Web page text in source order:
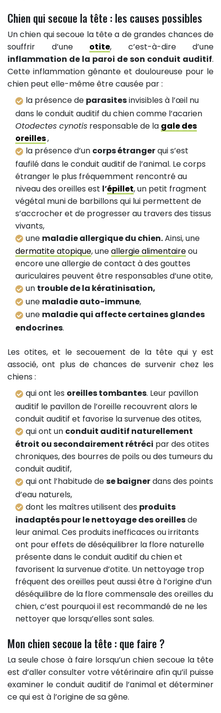
Chien qui secoue la tête : les causes possibles
Un chien qui secoue la tête a de grandes chances de
souffrir d’une otite, c’est-à-dire d’une
inflammation de la paroi de son conduit auditif.
Cette inflammation gênante et douloureuse pour le
chien peut elle-même être causée par :
la présence de parasitesinvisibles à l’œil nu
dans le conduit auditif du chien comme l’acarien
Otodectes cynotis responsable de la gale des
oreilles,
la présence d’un corps étrangerqui s’est
faufilé dans le conduit auditif de l’animal. Le corps
étranger le plus fréquemment rencontré au
niveau des oreilles est l’épillet, un petit fragment
végétal muni de barbillons qui lui permettent de
s’accrocher et de progresser au travers des tissus
vivants,
une maladie allergique du chien.Ainsi, une
dermatite atopique, uneallergie alimentaireou
encore une allergie de contact à des gouttes
auriculaires peuvent être responsables d’une otite,
un trouble de la kératinisation,
une maladie auto-immune,
une maladie qui affecte certaines glandes
endocrines.
Les otites, et le secouement de la tête qui y est
associé, ont plus de chances de survenir chez les
chiens :
qui ont les oreilles tombantes. Leur pavillon
auditif le pavillon de l’oreille recouvrent alors le
conduit auditif et favorise la survenue des otites,
qui ont un conduit auditif naturellement
étroit ou secondairement rétréci par des otites
chroniques, des bourres de poils ou des tumeurs du
conduit auditif,
qui ont l’habitude dese baignerdans des points
d’eau naturels,
dont les maîtres utilisent des produits
inadaptés pour le nettoyage des oreillesde
leur animal. Ces produits inefficaces ou irritants
ont pour effets de déséquilibrer la flore naturelle
présente dans le conduit auditif du chien et
favorisent la survenue d’otite. Un nettoyage trop
fréquent des oreilles peut aussi être à l’origine d’un
déséquilibre de la flore commensale des oreilles du
chien, c’est pourquoi il est recommandé de ne les
nettoyer que lorsqu’elles sont sales.
Mon chien secoue la tête : que faire ?
La seule chose à faire lorsqu’un chien secoue la tête
est d’aller consulter votre vétérinaire afin qu’il puisse
examiner le conduit auditif de l’animal et déterminer
ce qui est à l’origine de sa gêne.